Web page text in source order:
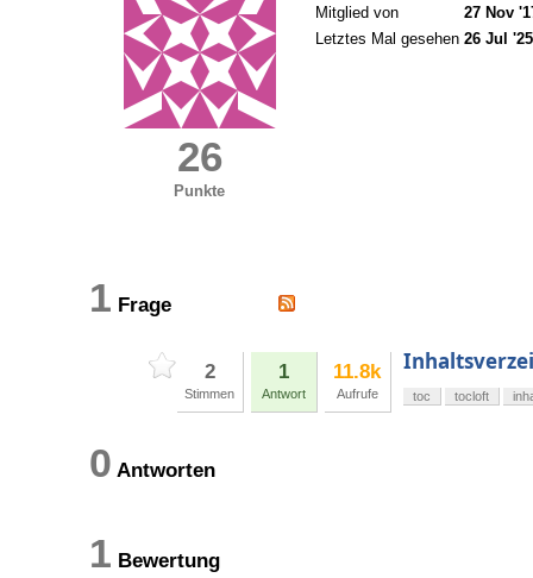
26
Punkte
Mitglied von
27 Nov
Letztes Mal gesehen 26 Jul
1 Frage
2
Stimmen
1
Antwort
11.8k
Aufrufe toc tocloft
0 Antworten
1 Bewertung